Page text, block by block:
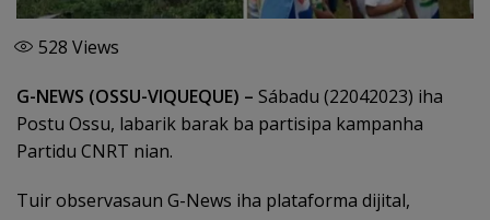
528 Views
G-NEWS (OSSU-VIQUEQUE) – Sábadu (22042023) iha
Postu Ossu, labarik barak ba partisipa kampanha
Partidu CNRT nian.
Tuir observasaun G-News iha plataforma dijital,